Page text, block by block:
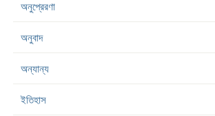
অনুপ্রেরণা
অনুবাদ
অন্যান্য
ইতিহাস